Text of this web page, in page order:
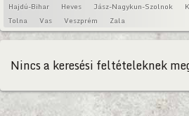
Hajdú-Bihar
Heves Jász-Nagykun-Szolnok
Tolna
Vas Veszprém Zala
Nincs a keresési feltételeknek